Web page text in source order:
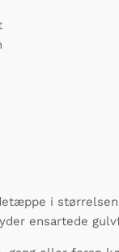
i
ensartede